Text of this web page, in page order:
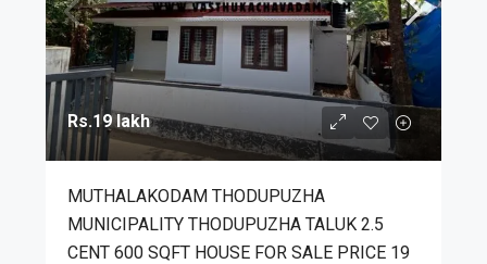
Rs.19 lakh
MUTHALAKODAM THODUPUZHA
MUNICIPALITY THODUPUZHA TALUK 2.5
CENT 600 SQFT HOUSE FOR SALE PRICE 19